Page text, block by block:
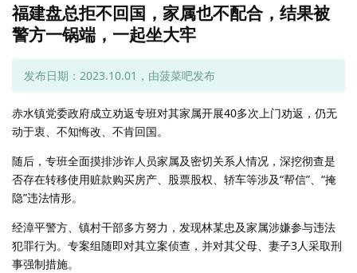
福建盘总拒不回国，家属也不配合，结果被
警方一锅端，一起坐大牢
发布日期：2023.10.01，由菠菜吧发布
赤水镇党委政府成立劝返专班对其家属开展40多次上门劝返，仍无
动于衷、不知悔改、不肯回国。
随后，专班全面摸排涉诈人员家属及密切关系人情况，深挖彻查是
否存在转移使用赃款购买房产、股票股权、轿车等涉及“帮信”、“掩
隐”违法情形。
经漳平警方、镇村干部多方努力，发现林某忠及家属涉嫌参与违法
犯罪行为。专案组随即对其立案侦查，并对其父母、妻子3人采取刑
事强制措施。